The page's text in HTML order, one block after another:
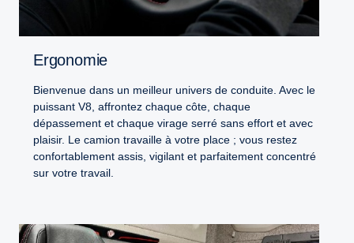
Ergonomie
Bienvenue dans un meilleur univers de conduite. Avec le
puissant V8, affrontez chaque côte, chaque
dépassement et chaque virage serré sans effort et avec
plaisir. Le camion travaille à votre place ; vous restez
confortablement assis, vigilant et parfaitement concentré
sur votre travail.